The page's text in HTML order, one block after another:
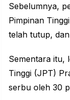
Sebelumnya,
Pimpinan
telah tutup,
Sementara itu,
Tinggi (JPT)
serbu oleh 30